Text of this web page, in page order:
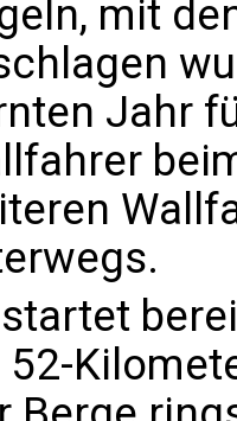
mit
Jahr
52-